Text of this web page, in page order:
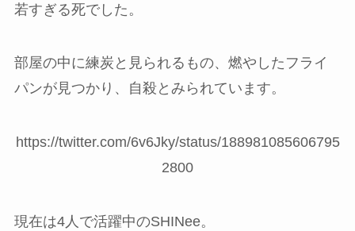
若すぎる死でした。
部屋の中に練炭と見られるもの、燃やしたフライ
パンが見つかり、自殺とみられています。
https://twitter.com/6v6Jky/status/188981085606795
2800
現在は4人で活躍中のSHINee。